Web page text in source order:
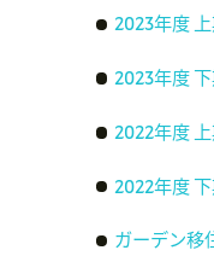
2023年度
2023年度
2022年度
2022年度
ガーデン移